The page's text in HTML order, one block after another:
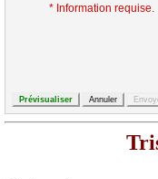
* Information requise.